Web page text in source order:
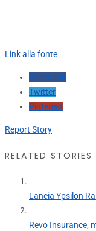
Link alla fonte
Facebook
Twitter
Pinterest
Report Story
RELATED STORIES
Lancia Ypsilon
Revo Insurance,